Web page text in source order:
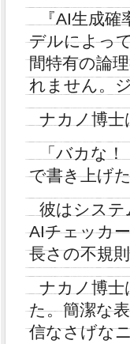
『AI生成
デルによっ
間特有の論
れません。
ナカノ博士
「バカな
で書き上げ
彼はシステ
AIチェッカ
長さの不規
ナカノ博士
た。簡潔な
信なさげな